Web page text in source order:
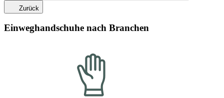
Zurück
Einweghandschuhe nach Branchen